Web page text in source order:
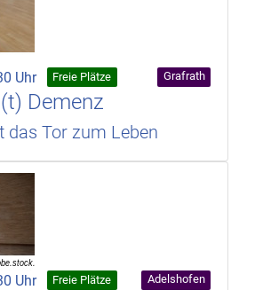
Uhr Freie Plätze Grafrath
Demenz
das Tor zum Leben
Uhr Freie Plätze Adelshofen